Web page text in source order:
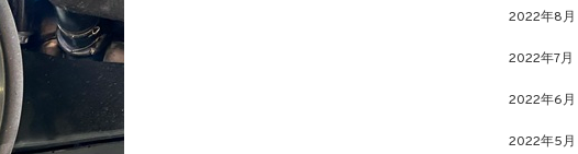
2022年8月
2022年7月
2022年6月
2022年5月